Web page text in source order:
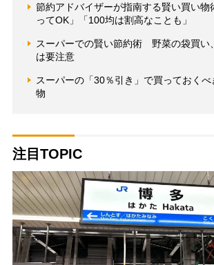
節約アドバイザーが指南する賢い買い
ってOK」「100均は割高なことも」
スーパーでの賢い節約術 野菜の袋買い
は要注意
スーパーの「30％引き」で買っておく
物
注目TOPIC